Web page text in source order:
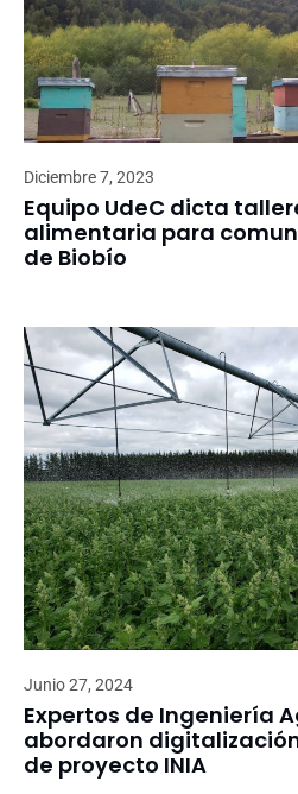
Diciembre 7, 2023
Equipo UdeC dicta
alimentaria para
de Biobío
Junio 27, 2024
Expertos de Ingeniería
abordaron
de proyecto INIA